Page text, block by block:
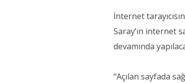
İnternet
Saray’ın internet
devamında
“Açılan sayfada